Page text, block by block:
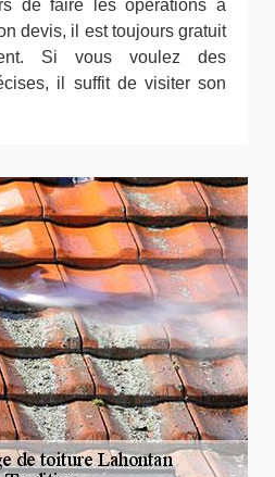
de faire les opérations à
devis, il est toujours gratuit
Si vous voulez des
il suffit de visiter son